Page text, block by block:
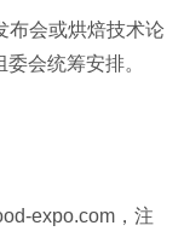
布会或烘焙技术论
会统筹安排。
expo.com，注